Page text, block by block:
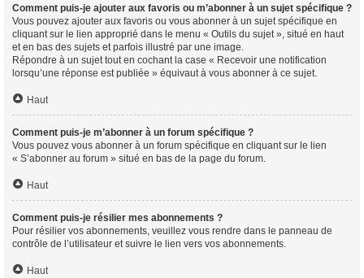
Comment puis-je ajouter aux favoris ou m’abonner à un sujet spécifique ?
Vous pouvez ajouter aux favoris ou vous abonner à un sujet spécifique en
cliquant sur le lien approprié dans le menu « Outils du sujet », situé en haut
et en bas des sujets et parfois illustré par une image.
Répondre à un sujet tout en cochant la case « Recevoir une notification
lorsqu’une réponse est publiée » équivaut à vous abonner à ce sujet.
Haut
Comment puis-je m’abonner à un forum spécifique ?
Vous pouvez vous abonner à un forum spécifique en cliquant sur le lien
« S’abonner au forum » situé en bas de la page du forum.
Haut
Comment puis-je résilier mes abonnements ?
Pour résilier vos abonnements, veuillez vous rendre dans le panneau de
contrôle de l’utilisateur et suivre le lien vers vos abonnements.
Haut